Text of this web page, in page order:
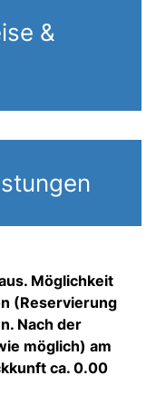
&
Möglichkeit
(Reservierung
Nach der
möglich) am
ca. 0.00